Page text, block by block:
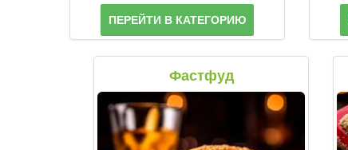
ПЕРЕЙТИ В КАТЕГОРИЮ
Фастфуд